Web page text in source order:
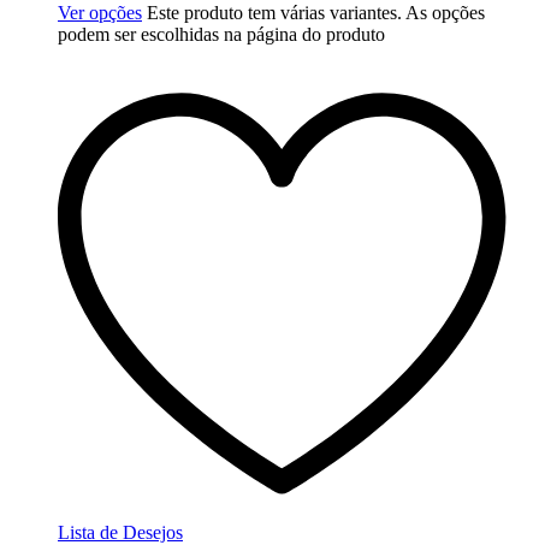
Ver opções Este produto tem várias variantes. As opções
podem ser escolhidas na página do produto
Lista de Desejos